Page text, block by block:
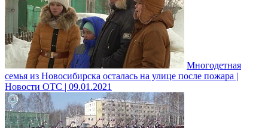
Многодетная
семья из Новосибирска осталась на улице после пожара |
Новости ОТС | 09.01.2021